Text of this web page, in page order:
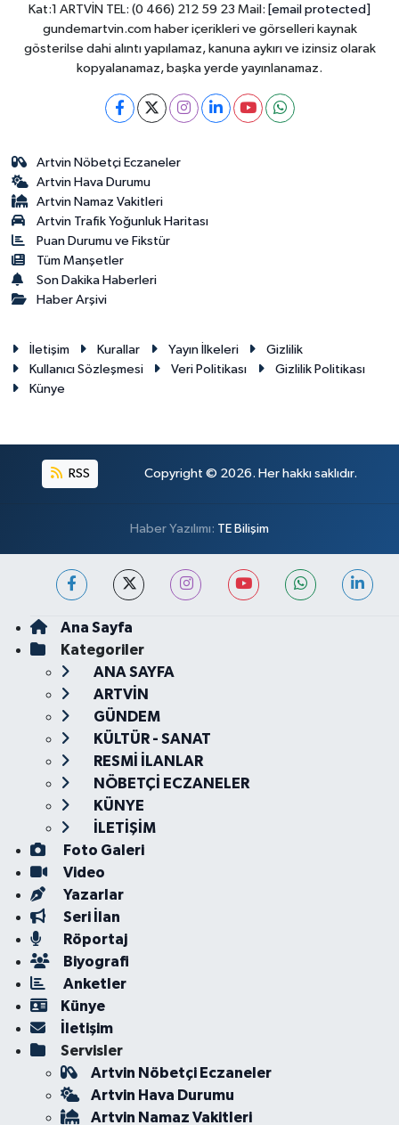
Kat:1 ARTVİN TEL: (0 466) 212 59 23 Mail: [email protected]
gundemartvin.com haber içerikleri ve görselleri kaynak
gösterilse dahi alıntı yapılamaz, kanuna aykırı ve izinsiz olarak
kopyalanamaz, başka yerde yayınlanamaz.
Artvin Nöbetçi Eczaneler
Artvin Hava Durumu
Artvin Namaz Vakitleri
Artvin Trafik Yoğunluk Haritası
Puan Durumu ve Fikstür
Tüm Manşetler
Son Dakika Haberleri
Haber Arşivi
İletişim Kurallar Yayın İlkeleri
Gizlilik
Kullanıcı Sözleşmesi
Veri Politikası
Gizlilik Politikası
Künye
RSS Copyright © 2026. Her hakkı saklıdır.
Haber Yazılımı: TE Bilişim
Ana Sayfa
Kategoriler
ANA SAYFA
ARTVİN
GÜNDEM
KÜLTÜR - SANAT
RESMİ İLANLAR
NÖBETÇİ ECZANELER
KÜNYE
İLETİŞİM
Foto Galeri
Video
Yazarlar
Seri İlan
Röportaj
Biyografi
Anketler
Künye
İletişim
Servisler
Artvin Nöbetçi Eczaneler
Artvin Hava Durumu
Artvin Namaz Vakitleri